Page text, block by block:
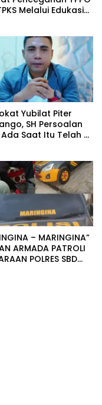
Melalui Edukasi
Yubilat Piter
SH Persoalan
Telah di
– MARINGINA”
ARMADA PATROLI
POLRES SBD